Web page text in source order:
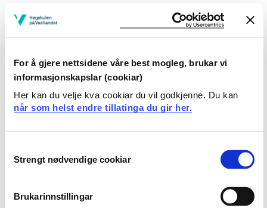
For å gjere nettsidene våre best mogleg, brukar vi
informasjonskapslar (cookiar)
Her kan du velje kva cookiar du vil godkjenne. Du kan
når som helst endre tillatinga du gir her.
Selection
Strengt nødvendige cookiar
Brukarinnstillingar
planlegging, gjennomføring og vurderingsarbeid
differensiert og tilpassa opplæring på mangfaldige og
teknologirike læringsarenaer
kan byggje gode relasjonar og tilpasse opplæringa til
eleven/lærlingen sine interesser, behov og
feltet
kan bruke relevante digitale læremiddel i opplæringa
kan gjere greie for, og vurdere sitt eige pedagogiske
grunnsyn i samtale med praksislærar